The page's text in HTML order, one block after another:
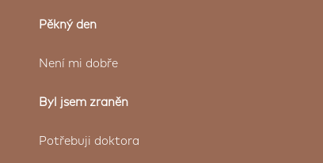
Pěkný den
Není mi dobře
Byl jsem zraněn
Potřebuji doktora